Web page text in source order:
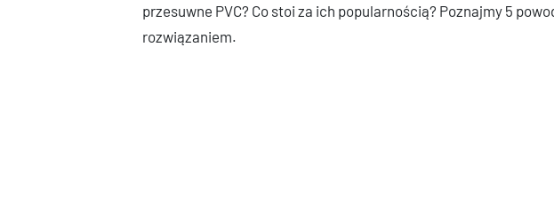
przesuwne PVC? Co stoi za ich popularnością? Poznajmy 5
rozwiązaniem.